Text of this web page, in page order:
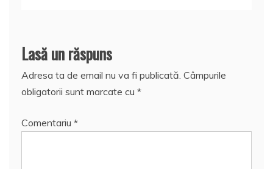
Lasă un răspuns
Adresa ta de email nu va fi publicată. Câmpurile
obligatorii sunt marcate cu *
Comentariu *